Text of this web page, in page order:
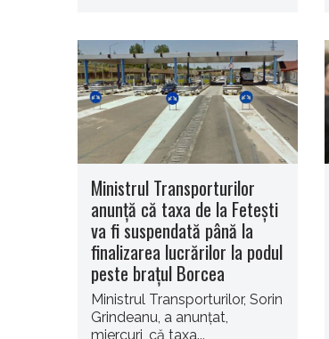
Ministrul Transporturilor
anunţă că taxa de la Feteşti
va fi suspendată până la
finalizarea lucrărilor la podul
peste braţul Borcea
Ministrul Transporturilor, Sorin
Grindeanu, a anunţat,
miercuri, că taxa...